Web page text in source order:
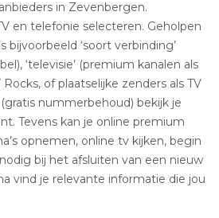
in Zevenbergen.
en telefonie selecteren. Geholpen
bijvoorbeeld ‘soort verbinding’
‘televisie’ (premium kanalen als
of plaatselijke zenders als TV
(gratis nummerbehoud) bekijk je
Tevens kan je online premium
opnemen, online tv kijken, begin
bij het afsluiten van een nieuw
vind je relevante informatie die jou